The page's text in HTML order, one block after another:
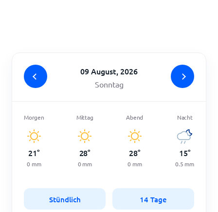
09 August, 2026
Sonntag
Morgen
21°
0 mm
Mittag
28°
0 mm
Abend
28°
0 mm
Nacht
15°
0.5 mm
Stündlich 14 Tage